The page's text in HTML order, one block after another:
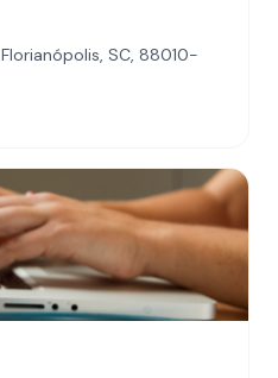
SC, 88010-